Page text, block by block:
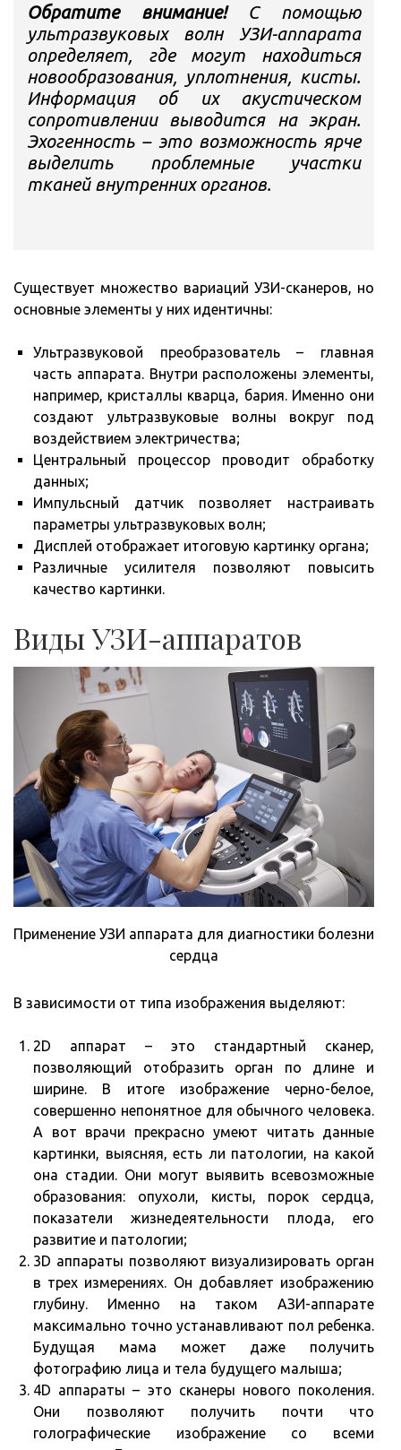
Обратите внимание!С помощью
ультразвуковых волн УЗИ-аппарата
определяет, где могут находиться
новообразования, уплотнения, кисты.
Информация об их акустическом
сопротивлении выводится на экран.
Эхогенность – это возможность ярче
выделить проблемные участки
тканей внутренних органов.
Существует множество вариаций УЗИ-сканеров, но
основные элементы у них идентичны:
Ультразвуковой преобразователь – главная
часть аппарата. Внутри расположены элементы,
например, кристаллы кварца, бария. Именно они
создают ультразвуковые волны вокруг под
воздействием электричества;
Центральный процессор проводит обработку
данных;
Импульсный датчик позволяет настраивать
параметры ультразвуковых волн;
Дисплей отображает итоговую картинку органа;
Различные усилителя позволяют повысить
качество картинки.
Виды УЗИ-аппаратов
Применение УЗИ аппарата для диагностики болезни
сердца
В зависимости от типа изображения выделяют:
2D аппарат – это стандартный сканер,
позволяющий отобразить орган по длине и
ширине. В итоге изображение черно-белое,
совершенно непонятное для обычного человека.
А вот врачи прекрасно умеют читать данные
картинки, выясняя, есть ли патологии, на какой
она стадии. Они могут выявить всевозможные
образования: опухоли, кисты, порок сердца,
показатели жизнедеятельности плода, его
развитие и патологии;
3D аппараты позволяют визуализировать орган
в трех измерениях. Он добавляет изображению
глубину. Именно на таком АЗИ-аппарате
максимально точно устанавливают пол ребенка.
Будущая мама может даже получить
фотографию лица и тела будущего малыша;
4D аппараты – это сканеры нового поколения.
Они позволяют получить почти что
голографические изображение со всеми